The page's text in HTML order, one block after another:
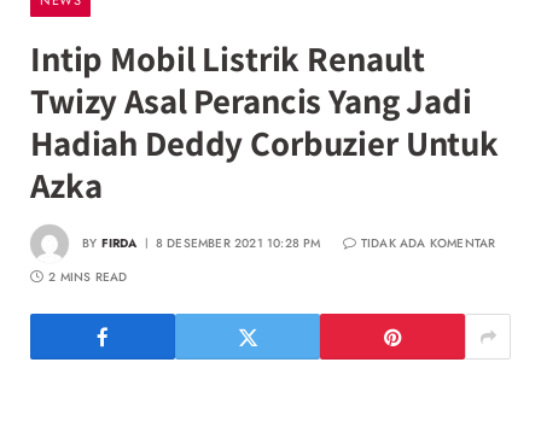
Intip Mobil Listrik Renault
Twizy Asal Perancis Yang Jadi
Hadiah Deddy Corbuzier Untuk
Azka
BY FIRDA 8 DESEMBER 2021 10:28 PM
TIDAK ADA KOMENTAR
2 MINS READ